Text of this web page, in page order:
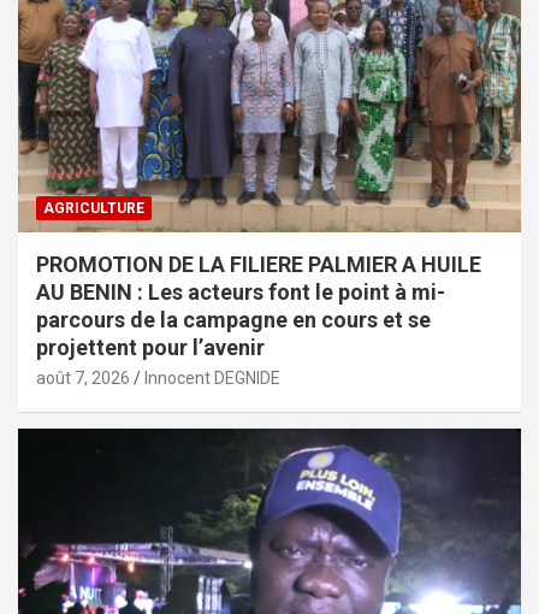
AGRICULTURE
PROMOTION DE LA FILIERE PALMIER A HUILE
AU BENIN : Les acteurs font le point à mi-
parcours de la campagne en cours et se
projettent pour l’avenir
août 7, 2026 Innocent DEGNIDE